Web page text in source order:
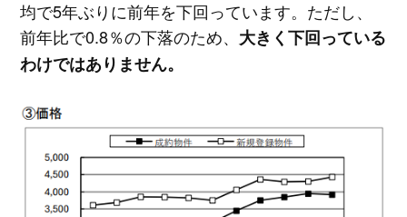
均で5年ぶりに前年を下回っています。ただし、
前年比で0.8％の下落のため、 大きく下回っている
わけではありません。